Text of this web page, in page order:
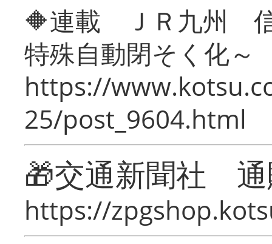
🔶連載 ＪＲ九州 信
特殊自動閉そく化～
https://
25/post_9604.html
🎁交通新聞社
https://